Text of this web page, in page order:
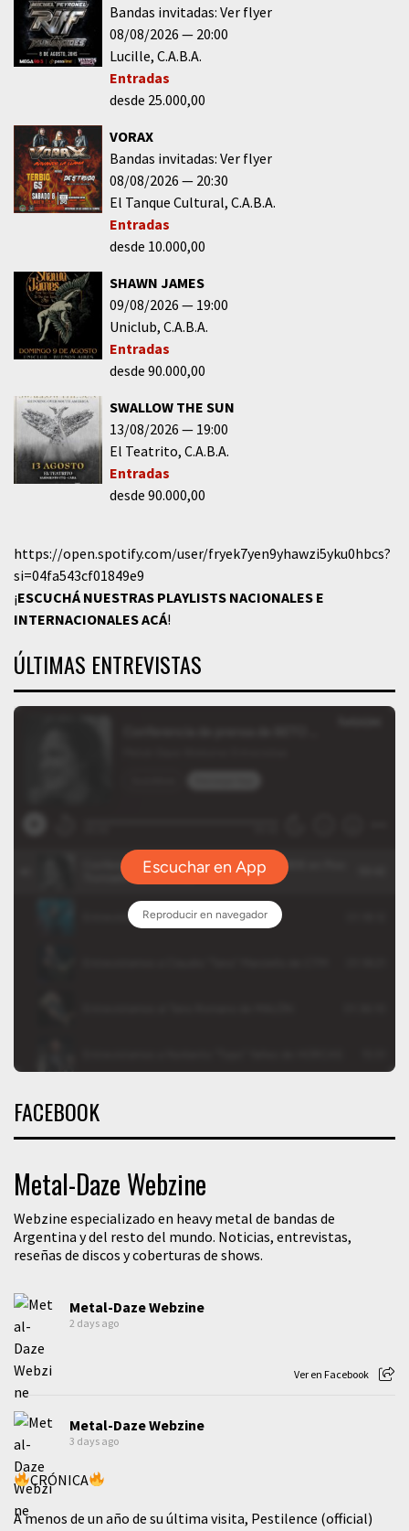
Bandas invitadas: Ver flyer
08/08/2026
20:00
Lucille C.A.B.A.
Entradas
desde 25.000,00
VORAX
Bandas invitadas: Ver flyer
08/08/2026
20:30
El Tanque Cultural C.A.B.A.
Entradas
desde 10.000,00
SHAWN JAMES
09/08/2026
19:00
Uniclub C.A.B.A.
Entradas
desde 90.000,00
SWALLOW THE SUN
13/08/2026
19:00
El Teatrito C.A.B.A.
Entradas
desde 90.000,00
https://open.spotify.com/user/fryek7yen9yhawzi5yku0hbcs?
si=04fa543cf01849e9
¡ESCUCHÁ NUESTRAS PLAYLISTS NACIONALES E
INTERNACIONALESACÁ!
ÚLTIMAS ENTREVISTAS
FACEBOOK
Metal-Daze Webzine
Webzine especializado en heavy metal de bandas de
Argentina y del resto del mundo. Noticias, entrevistas,
reseñas de discos y coberturas de shows.
Metal-Daze Webzine
2 days ago
Ver en Facebook
Metal-Daze Webzine
3 days ago
CRÓNICA
A menos de un año de su última visita, Pestilence (official)